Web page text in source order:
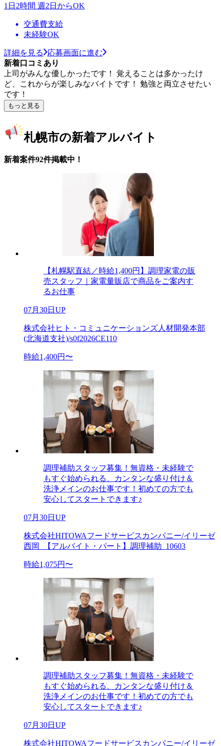
1日2時間 週2日からOK
交通費支給
未経験OK
詳細を見る
応募画面に進む
新着口コミあり
上司がみんな優しかったです！ 覚えることは多かったけ
ど、これからが楽しみなバイトです！ 勉強と両立させたい
です！
もっと見る
札幌市の新着アルバイト
新着案件92件掲載中！
【札幌駅直結／時給1,400円】調理家電の販
売スタッフ｜家電量販店で商品をご案内す
るお仕事
07月30日UP
株式会社ヒト・コミュニケーションズ人材開発本部
(北海道支社)/s0f2026CE110
時給1,400円〜
調理補助スタッフ募集！無資格・未経験で
もすぐ始められる、カンタンな盛り付け＆
洗浄メインのお仕事です！初めての方でも
安心してスタートできます♪
07月30日UP
株式会社HITOWAフードサービスカンパニー/イリーゼ
西岡_【アルバイト・パート】調理補助_10603
時給1,075円〜
調理補助スタッフ募集！無資格・未経験で
もすぐ始められる、カンタンな盛り付け＆
洗浄メインのお仕事です！初めての方でも
安心してスタートできます♪
07月30日UP
株式会社HITOWAフードサービスカンパニー/イリーゼ